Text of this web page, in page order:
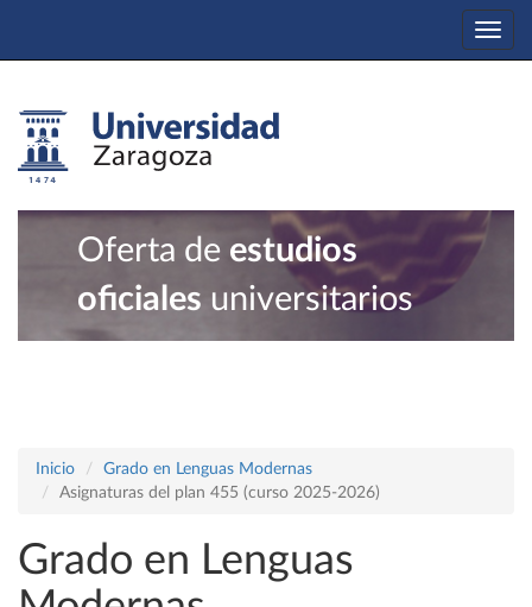
Oferta de estudios
oficiales universitarios
Inicio
Grado en Lenguas Modernas
Asignaturas del plan 455 (curso 2025-2026)
Grado en Lenguas